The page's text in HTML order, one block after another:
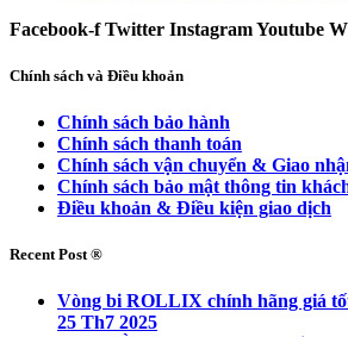
Facebook-f Twitter InstagramYoutube
Chính sách và Điều khoản
Chính sách bảo hành
Chính sách thanh toán
Chính sách vận chuyển & Giao
Chính sách bảo mật thông tin
Điều khoản & Điều kiện giao dịch
Recent Post ®
Vòng bi ROLLIX chính hãng giá
25 Th7 2025